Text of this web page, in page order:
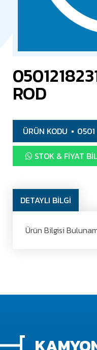
ROD
ÜRÜN KODU 0501
STOK & FIYAT
DETAYLI BİLGİ
Ürün Bilgisi